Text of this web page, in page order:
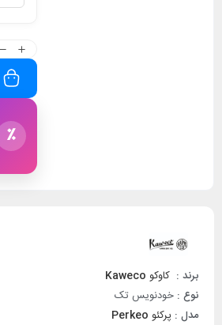
٪
برند : کاوکو Kaweco
نوع : خودنویس تک
مدل : پرکئو Perkeo